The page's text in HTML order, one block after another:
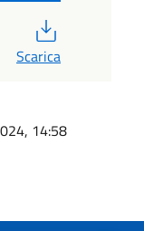
Scarica
14:58